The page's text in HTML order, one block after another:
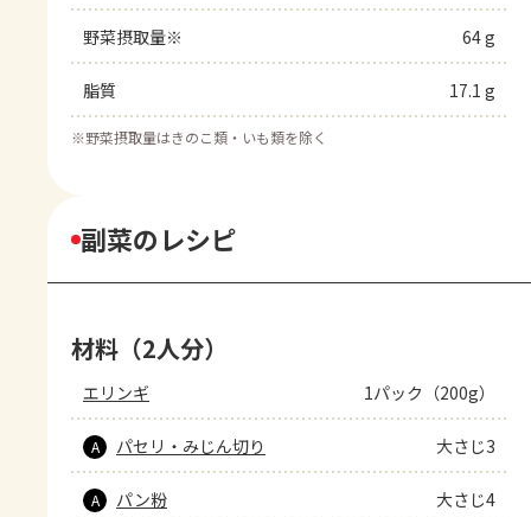
野菜摂取量※ 64 g
脂質 17.1 g
※野菜摂取量はきのこ類・いも類を除く
副菜のレシピ
材料（2人分）
エリンギ 1パック（200g）
A パセリ・みじん切り 大さじ3
A パン粉 大さじ4